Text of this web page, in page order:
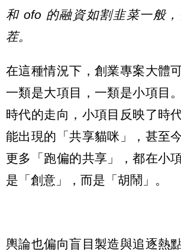
和 ofo 的融資如割韭菜一般
茬。
在這種情況下，創業專案大體
一類是大項目，一類是小項目
時代的走向，小項目反映了時
能出現的「共享貓咪」，甚至
更多「跑偏的共享」，都在小
是「創意」，而是「胡鬧」。
輿論也偏向盲目製造與追逐熱